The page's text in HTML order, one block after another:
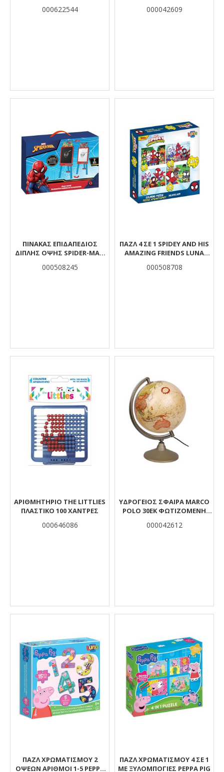
000622544
ΕΛΛΗΝΙΚΗ
000042609
ΠΊΝΑΚΑΣ ΕΠΙΔΑΠΈΔΙΟΣ
ΔΙΠΛΉΣ ΌΨΗΣ SPIDER-ΜAN
000508245
ΠΑΖΛ 4 ΣΕ 1 SPIDEY AND HIS
AMAZING FRIENDS LUNA
28X6X27,5ΕΚ.
000508708
ΑΡΙΘΜΗΤΉΡΙΟ THE LITTLIES
ΠΛΑΣΤΙΚΌ 100 ΧΆΝΤΡΕΣ
000646086
ΥΔΡΟΓΕΙΟΣ ΣΦΑΙΡΑ MARCO
POLO 30ΕΚ ΦΩΤΙΖΟΜΕΝΗ
000042612
ΠΑΖΛ ΧΡΩΜΑΤΙΣΜΟΎ 2
ΌΨΕΩΝ ΑΡΙΘΜΟΊ 1-5 PEPPA
ΠΑΖΛ ΧΡΩΜΑΤΙΣΜΟΥ 4 ΣΕ 1
ΜΕ ΞΥΛΟΜΠΟΓΙΕΣ PEPPA PIG